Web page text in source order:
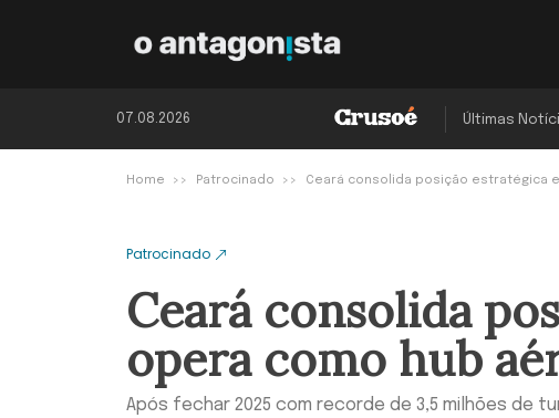
07.08.2026 Últimas
Home Patrocinado Ceará consolida posição estratégica
Patrocinado
Ceará consolida
opera como hub
Após fechar 2025 com recorde de 3,5 milhões de